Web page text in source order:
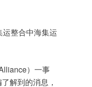
运整合中海集运
）一事
解到的消息，